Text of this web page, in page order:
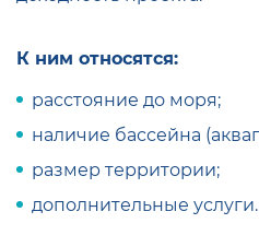
К ним относятся:
расстояние до моря;
наличие бассейна
размер территории;
дополнительные услуги.